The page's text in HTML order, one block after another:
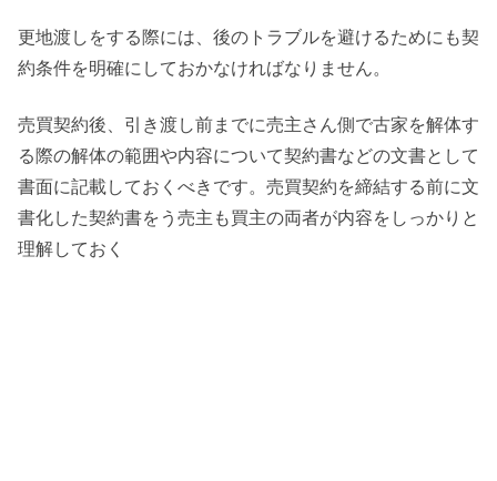
更地渡しをする際には、後のトラブルを避けるためにも契
約条件を明確にしておかなければなりません。
売買契約後、引き渡し前までに売主さん側で古家を解体す
る際の解体の範囲や内容について契約書などの文書として
書面に記載しておくべきです。売買契約を締結する前に文
書化した契約書をう売主も買主の両者が内容をしっかりと
理解しておく